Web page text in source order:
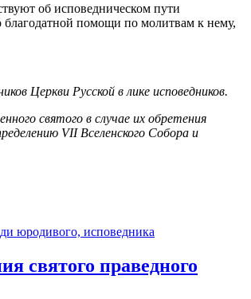
об исповедническом пути
благодатной помощи по молитвам к нему,
Церкви Русской в лике исповедников.
святого в случае их обретения
VII Вселенского Собора и
святого праведного